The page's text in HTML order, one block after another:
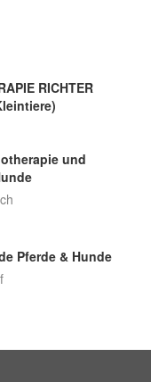
RICHTER
und
Pferde & Hunde